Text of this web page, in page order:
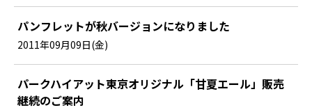
パンフレットが秋バージョンになりました
2011年09月09日(金)
パークハイアット東京オリジナル「甘夏エール」販売
継続のご案内